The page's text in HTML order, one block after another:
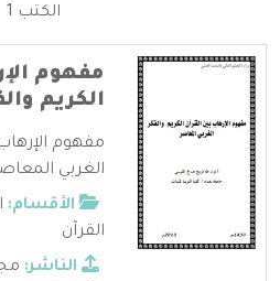
الكتب 1
مفهوم
الكريم
مفهوم
الغربي
الأقسام:
القرآن
الناشر: